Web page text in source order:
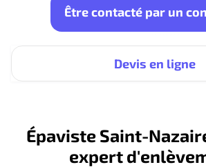
Être contacté par un
Devis en ligne
Épaviste Saint-
expert